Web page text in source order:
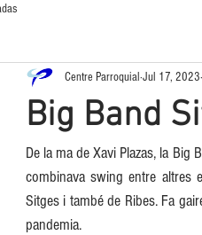
Big Band
Centre Parroquial Jul 17, 2023
De la ma de Xavi Plazas, la
combinava swing entre altres
Sitges i també de Ribes. Fa
pandemia.